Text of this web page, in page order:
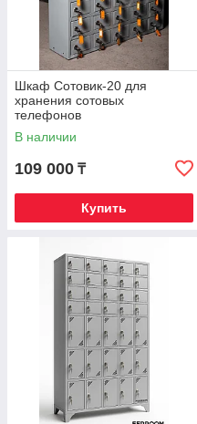
Шкаф Сотовик-20 для
хранения сотовых
телефонов
В наличии
109 000 ₸
Купить